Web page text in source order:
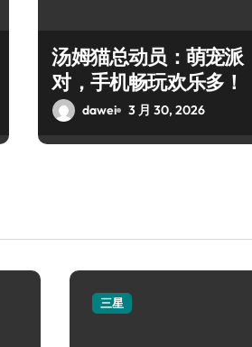
汤姆猫总动员：萌宠派
对，手机畅玩欢乐多！
dawei 3 月 30, 2026
三星